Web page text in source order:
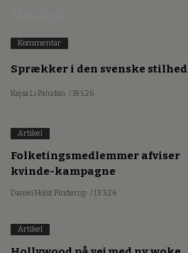
Kommentar
Sprækker i den svenske stilhed
Kajsa Li Paludan / 19.5.26
Artikel
Folketingsmedlemmer afviser
kvinde-kampagne
Daniel Holst Pinderup / 13.5.26
Artikel